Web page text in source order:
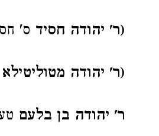
(ר' יהודה חסיד ס'
(ר' יהודה
ר' יהודה בן בלעם